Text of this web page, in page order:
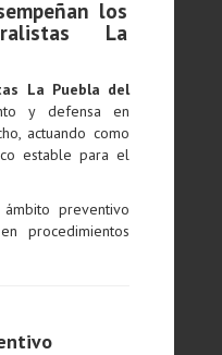
los
La
La Puebla del
y defensa en
actuando como
estable para el
preventivo
procedimientos